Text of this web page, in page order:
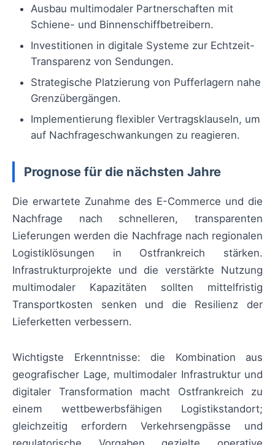
Ausbau multimodaler Partnerschaften mit
Schiene- und Binnenschiffbetreibern.
Investitionen in digitale Systeme zur Echtzeit-
Transparenz von Sendungen.
Strategische Platzierung von Pufferlagern nahe
Grenzübergängen.
Implementierung flexibler Vertragsklauseln, um
auf Nachfrageschwankungen zu reagieren.
Prognose für die nächsten Jahre
Die erwartete Zunahme des E-Commerce und die
Nachfrage nach schnelleren, transparenten
Lieferungen werden die Nachfrage nach regionalen
Logistiklösungen in Ostfrankreich stärken.
Infrastrukturprojekte und die verstärkte Nutzung
multimodaler Kapazitäten sollten mittelfristig
Transportkosten senken und die Resilienz der
Lieferketten verbessern.
Wichtigste Erkenntnisse: die Kombination aus
geografischer Lage, multimodaler Infrastruktur und
digitaler Transformation macht Ostfrankreich zu
einem wettbewerbsfähigen Logistikstandort;
gleichzeitig erfordern Verkehrsengpässe und